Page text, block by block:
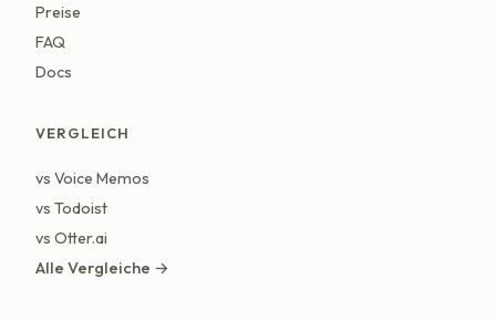
Preise
FAQ
Docs
VERGLEICH
vs Voice Memos
vs Todoist
vs Otter.ai
Alle Vergleiche →